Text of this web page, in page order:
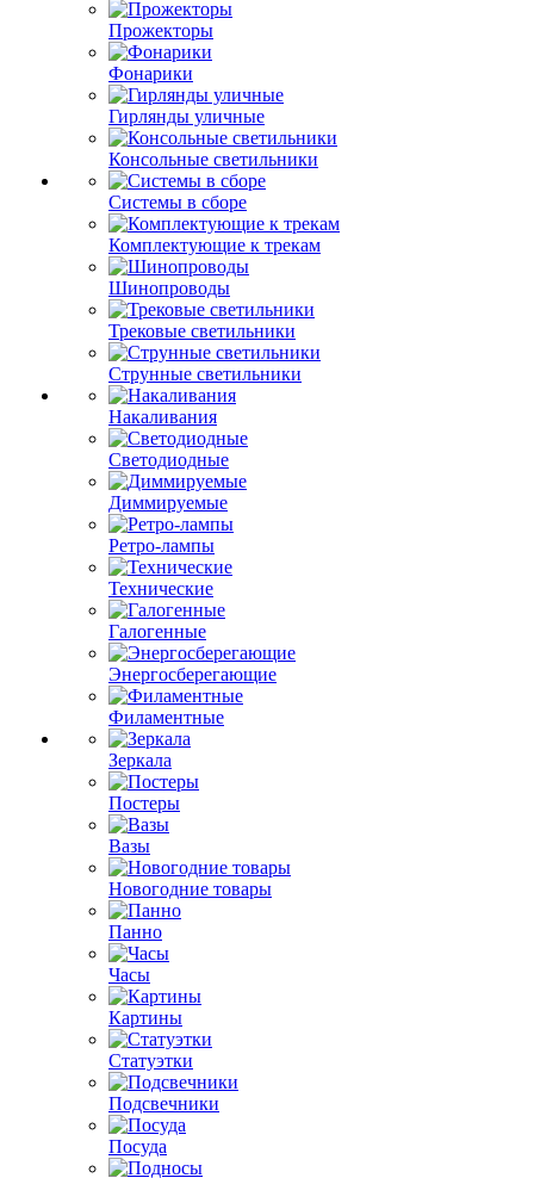
Прожекторы
Фонарики
Гирлянды уличные
Консольные светильники
Системы в сборе
Комплектующие к трекам
Шинопроводы
Трековые светильники
Струнные светильники
Накаливания
Светодиодные
Диммируемые
Ретро-лампы
Технические
Галогенные
Энергосберегающие
Филаментные
Зеркала
Постеры
Вазы
Новогодние товары
Панно
Часы
Картины
Статуэтки
Подсвечники
Посуда